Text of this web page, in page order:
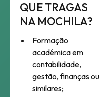
QUE TRAGAS
NA MOCHILA?
Formação
académica em
contabilidade,
gestão, finanças ou
similares;